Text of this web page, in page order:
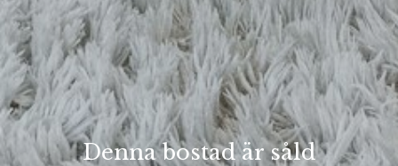
Denna bostad är såld